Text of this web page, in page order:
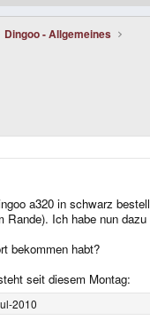
Dingoo - Allgemeines
a320 in schwarz
Ich habe nun dazu
bekommen habt?
seit diesem Montag:
2010